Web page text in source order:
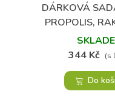
Přidat do
DÁRKOVÁ
PROPOLIS,
KAKAOVÉ
344 Kč (s
Do